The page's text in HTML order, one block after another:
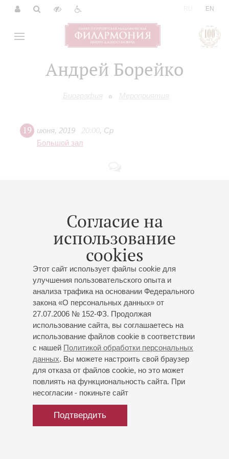
EN
Андрей Борейко
Биография Мероприятия
Согласие на
использование
cookies
Этот сайт использует файлы cookie для
улучшения пользовательского опыта и
анализа трафика на основании Федерального
закона «О персональных данных» от
27.07.2006 № 152-ФЗ. Продолжая
использование сайта, вы соглашаетесь на
использование файлов cookie в соответствии
с нашей Политикой обработки персональных
данных. Вы можете настроить свой браузер
для отказа от файлов cookie, но это может
повлиять на функциональность сайта. При
несогласии - покиньте сайт
Подтвердить
19 июня, 2019 20:00, Ср
Большой зал
романтических признаний »
XIV Международный фестиваль «Музыкальная
Заслуженный коллектив России академический
симфонический оркестр филармонии
Дирижер -Андрей Борейко;Полина Осетинская
фортепиано
Шопен: Полонез и Вальсоркестровка А.Глазунова
Концерт № 1 для фортепиано с оркестром;
Лютославский: Концерт для оркестра